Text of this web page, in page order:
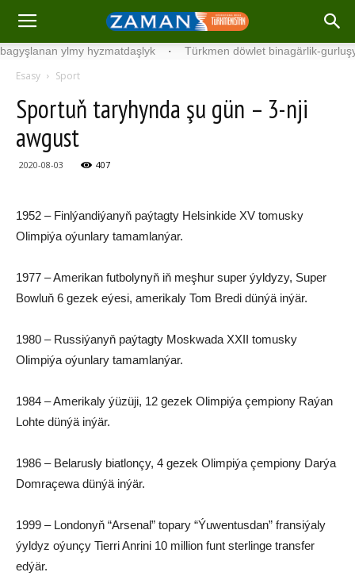
ylmy hyzmatdaşlyk · Türkmen döwlet binagärlik-gurluşyk
Esasy Sport
Sportuň taryhynda şu gün – 3-nji
awgust
2020-08-03 407
1952 – Finlýandiýanyň paýtagty Helsinkide XV tomusky
Olimpiýa oýunlary tamamlanýar.
1977 – Amerikan futbolynyň iň meşhur super ýyldyzy, Super
Bowluň 6 gezek eýesi, amerikaly Tom Bredi dünýä inýär.
1980 – Russiýanyň paýtagty Moskwada XXII tomusky
Olimpiýa oýunlary tamamlanýar.
1984 – Amerikaly ýüzüji, 12 gezek Olimpiýa çempiony Raýan
Lohte dünýä inýär.
1986 – Belarusly biatlonçy, 4 gezek Olimpiýa çempiony Darýa
Domraçewa dünýä inýär.
1999 – Londonyň “Arsenal” topary “Ýuwentusdan” fransiýaly
ýyldyz oýunçy Tierri Anrini 10 million funt sterlinge transfer
edýär.